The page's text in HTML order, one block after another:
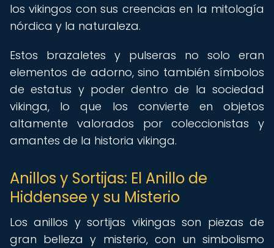
los vikingos con sus creencias en la mitología
nórdica y la naturaleza.
Estos brazaletes y pulseras no solo eran
elementos de adorno, sino también símbolos
de estatus y poder dentro de la sociedad
vikinga, lo que los convierte en objetos
altamente valorados por coleccionistas y
amantes de la historia vikinga.
Anillos y Sortijas: El Anillo de
Hiddensee y su Misterio
Los anillos y sortijas vikingas son piezas de
gran belleza y misterio, con un simbolismo